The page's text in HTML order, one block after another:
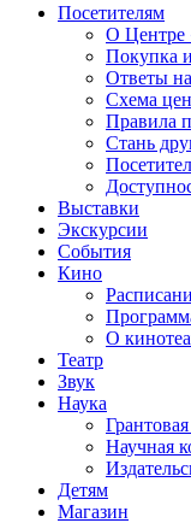
Посетителям
О Центре
Покупка
Ответы
Схема
Правила
Стань
Выставки
Экскурсии
События
Кино
О
Театр
Звук
Наука
Научная
Детям
Магазин